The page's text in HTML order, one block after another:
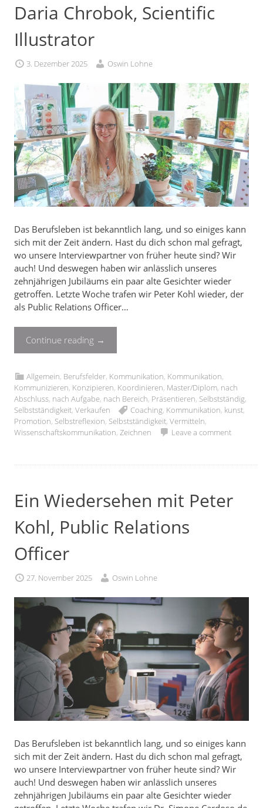
Daria Chrobok, Scientific
Illustrator
3. Dezember 2025 Oswin Lohne
Das Berufsleben ist bekanntlich lang, und so einiges kann
sich mit der Zeit ändern. Hast du dich schon mal gefragt,
wo unsere Interviewpartner von früher heute sind? Wir
auch! Und deswegen haben wir anlässlich unseres
zehnjährigen Jubiläums ein paar alte Gesichter wieder
getroffen. Letzte Woche trafen wir Peter Kohl wieder, der
als Public Relations Officer…
Continue reading →
Allgemein, Berufsfelder, Kommunikation, Kommunikation,
Kommunizieren, Konzipieren, Koordinieren, Master/Diplom, nach
Abschluss, nach Aufgabe, nach Bereich, Präsentieren, Selbstständig,
Selbstständigkeit,Verkaufen Coaching, Kommunikation, kunst,
Promotion, Selbstreflexion, Selbstständigkeit,Vermitteln,
Wissenschaftskommunikation, Zeichnen Leave a comment
Ein Wiedersehen mit Peter
Kohl, Public Relations
Officer
27. November 2025 Oswin Lohne
Das Berufsleben ist bekanntlich lang, und so einiges kann
sich mit der Zeit ändern. Hast du dich schon mal gefragt,
wo unsere Interviewpartner von früher heute sind? Wir
auch! Und deswegen haben wir anlässlich unseres
zehnjährigen Jubiläums ein paar alte Gesichter wieder